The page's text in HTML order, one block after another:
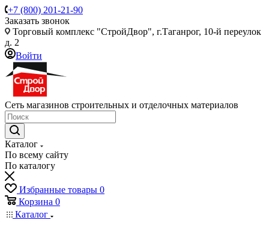
+7 (800) 201-21-90
Заказать звонок
Торговый комплекс "СтройДвор", г.Таганрог, 10-й переулок
д. 2
Войти
Сеть магазинов строительных и отделочных материалов
Каталог
По всему сайту
По каталогу
Избранные товары 0
Корзина 0
Каталог